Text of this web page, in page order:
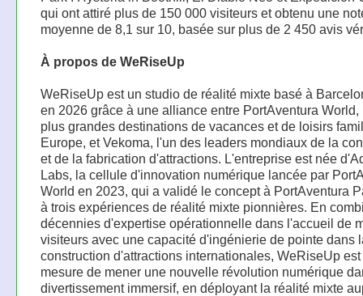
qui ont attiré plus de 150 000 visiteurs et obtenu une
moyenne de 8,1 sur 10, basée sur plus de 2 450 avis
À propos de WeRiseUp
WeRiseUp est un studio de réalité mixte basé à
en 2026 grâce à une alliance entre PortAventura World,
plus grandes destinations de vacances et de loisirs
Europe, et Vekoma, l'un des leaders mondiaux de la
et de la fabrication d'attractions. L'entreprise est née
Labs, la cellule d'innovation numérique lancée par
World en 2023, qui a validé le concept à PortAventura
à trois expériences de réalité mixte pionnières. En
décennies d'expertise opérationnelle dans l'accueil de
visiteurs avec une capacité d'ingénierie de pointe dans
construction d'attractions internationales, WeRiseUp est
mesure de mener une nouvelle révolution numérique
divertissement immersif, en déployant la réalité mixte